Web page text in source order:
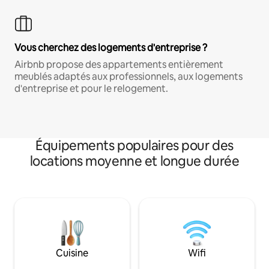
Vous cherchez des logements d'entreprise ?
Airbnb propose des appartements entièrement
meublés adaptés aux professionnels, aux logements
d'entreprise et pour le relogement.
Équipements populaires pour des
locations moyenne et longue durée
Cuisine Wifi